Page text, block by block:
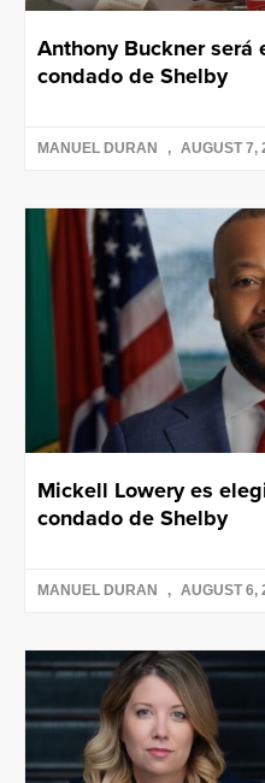
Anthony Buckner
condado de Shelby
MANUEL DURAN AUGUST 7,
Mickell Lowery es
condado de Shelby
MANUEL DURAN AUGUST 6,